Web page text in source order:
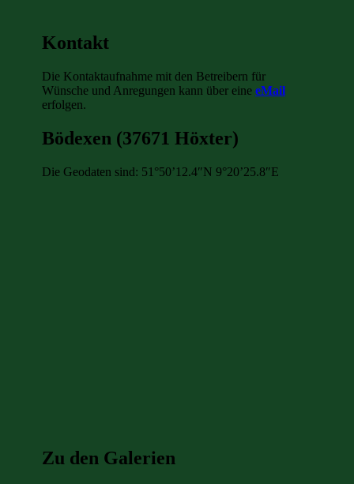
Kontakt
Die Kontaktaufnahme mit den Betreibern für
Wünsche und Anregungen kann über eine eMail
erfolgen.
Bödexen (37671 Höxter)
Die Geodaten sind: 51°50’12.4″N 9°20’25.8″E
Zu den Galerien